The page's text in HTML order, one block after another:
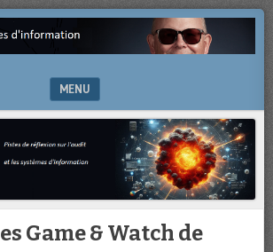
MENU
Game & Watch de